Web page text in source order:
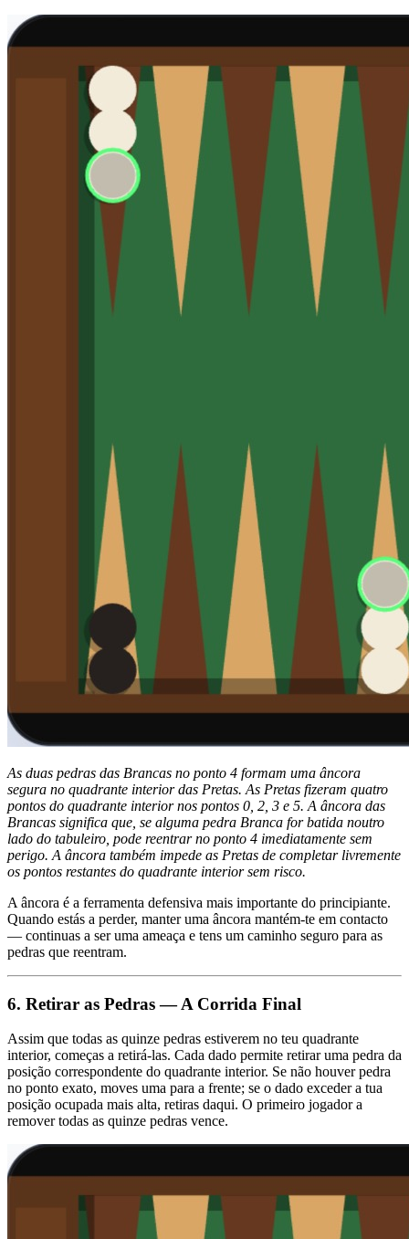
As duas pedras das Brancas no ponto 4 formam uma âncora
segura no quadrante interior das Pretas. As Pretas fizeram quatro
pontos do quadrante interior nos pontos 0, 2, 3 e 5. A âncora das
Brancas significa que, se alguma pedra Branca for batida noutro
lado do tabuleiro, pode reentrar no ponto 4 imediatamente sem
perigo. A âncora também impede as Pretas de completar livremente
os pontos restantes do quadrante interior sem risco.
A âncora é a ferramenta defensiva mais importante do principiante.
Quando estás a perder, manter uma âncora mantém-te em contacto
— continuas a ser uma ameaça e tens um caminho seguro para as
pedras que reentram.
6. Retirar as Pedras — A Corrida Final
Assim que todas as quinze pedras estiverem no teu quadrante
interior, começas a retirá-las. Cada dado permite retirar uma pedra da
posição correspondente do quadrante interior. Se não houver pedra
no ponto exato, moves uma para a frente; se o dado exceder a tua
posição ocupada mais alta, retiras daqui. O primeiro jogador a
remover todas as quinze pedras vence.